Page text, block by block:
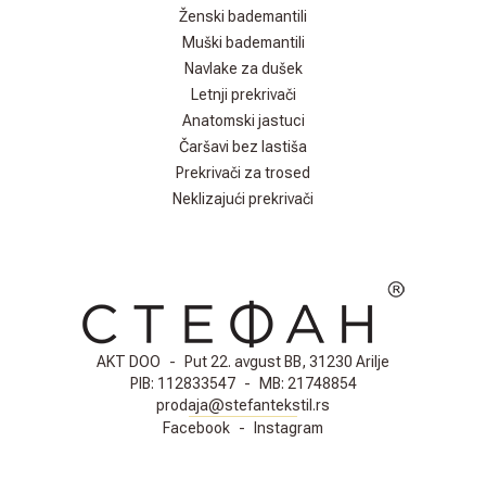
Ženski bademantili
Muški bademantili
Navlake za dušek
Letnji prekrivači
Anatomski jastuci
Čaršavi bez lastiša
Prekrivači za trosed
Neklizajući prekrivači
AKT DOO -
Put 22. avgust BB, 31230 Arilje
PIB: 112833547 - MB: 21748854
prodaja@stefantekstil.rs
Facebook - Instagram